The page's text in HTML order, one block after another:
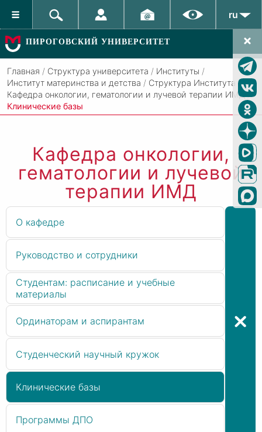
ru
ПИРОГОВСКИЙ УНИВЕРСИТЕТ
Главная / Структура университета / Институты /
Институт материнства и детства / Структура Института /
Кафедра онкологии, гематологии и лучевой терапии ИМД /
Клинические базы
Кафедра онкологии,
гематологии и лучевой
терапии ИМД
О кафедре
Руководство и сотрудники
Студентам: расписание и учебные
материалы
Ординаторам и аспирантам
Студенческий научный кружок
Клинические базы
Программы ДПО